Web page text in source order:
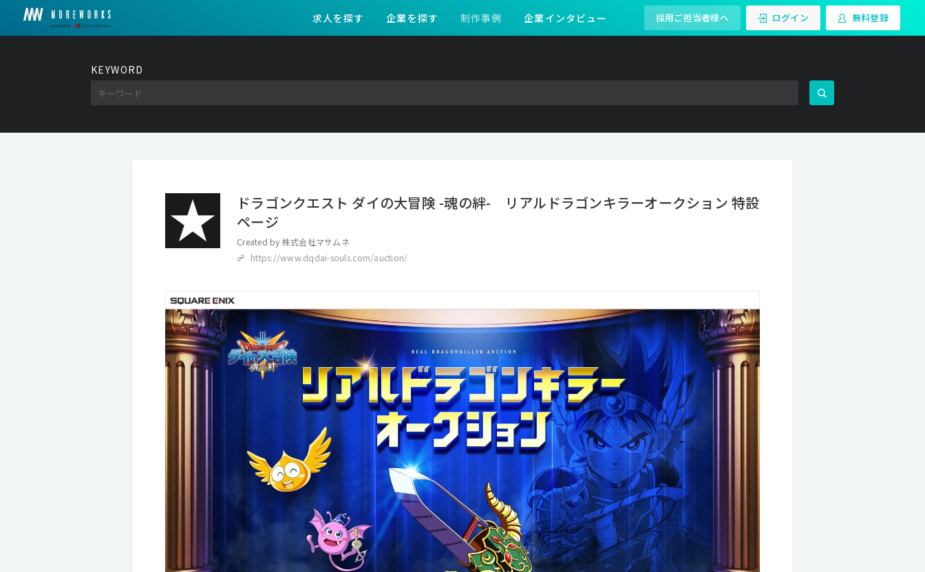
求人を探す 企業を探す 制作事例 企業インタビュー 採用ご担当者様へ ログイン 無料登録
KEYWORD
ドラゴンクエスト ダイの大冒険 -魂の絆- リアルドラゴンキラーオークション 特設
ページ
Created by 株式会社マサムネ
https://www.dqdai-souls.com/auction/